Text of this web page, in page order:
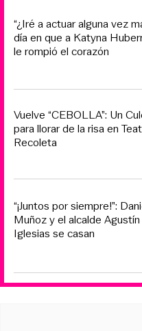
“¿Iré a actuar alguna vez
día en que a Katyna
le rompió el corazón
Vuelve “CEBOLLA”: Un
para llorar de la risa en
Recoleta
“¡Juntos por siempre!”:
Muñoz y el alcalde Agustín
Iglesias se casan